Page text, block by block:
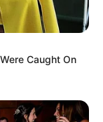
ia merambah
Caught On